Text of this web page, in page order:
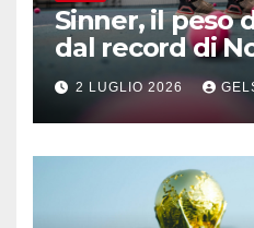
Sinner, il peso
dal record di
maratone di
2 LUGLIO 2026